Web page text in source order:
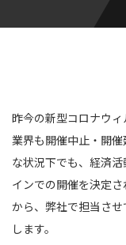
昨今の新型コロナウ
業界も開催中止・開
な状況下でも、経済
インでの開催を決定
から、弊社で担当さ
します。